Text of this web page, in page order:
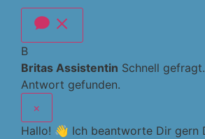
B
Britas Assistentin Schnell
Antwort gefunden.
×
Hallo! 👋 Ich beantworte Dir gern